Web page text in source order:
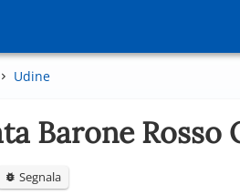
Udine
Barone Rosso
Segnala